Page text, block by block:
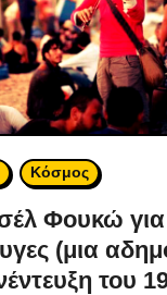
Κόσμος
Φουκώ για
(μια
του